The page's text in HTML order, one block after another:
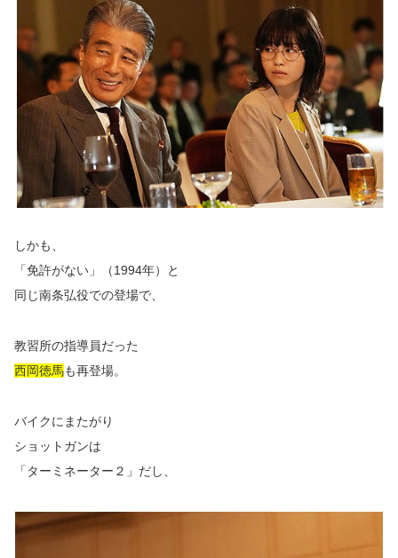
しかも、
「免許がない」（1994年）と
同じ南条弘役での登場で、
教習所の指導員だった
西岡徳馬も再登場。
バイクにまたがり
ショットガンは
「ターミネーター２」だし、